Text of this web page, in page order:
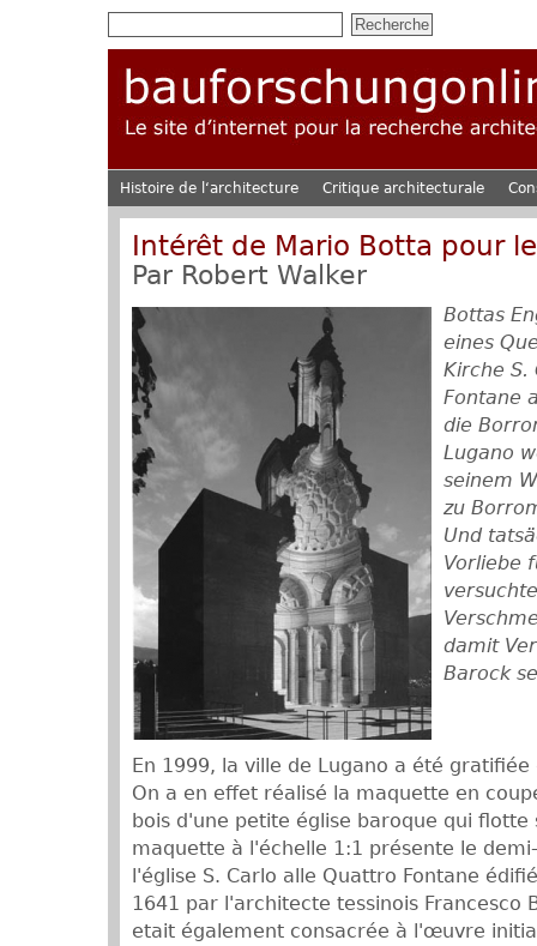
Histoire de l‘architecture Critique architecturale
Intérêt de Mario Botta pour
Par Robert Walker
Bottas
eines
Kirche S.
Fontane
die
Lugano
seinem
zu
Und
Vorliebe
damit
Barock
En 1999, la ville de Lugano a été
On a en effet réalisé la maquette en
bois d'une petite église baroque qui flotte
maquette à l'échelle 1:1 présente le
l'église S. Carlo alle Quattro Fontane
1641 par l'architecte tessinois Francesco
etait également consacrée à l'œuvre